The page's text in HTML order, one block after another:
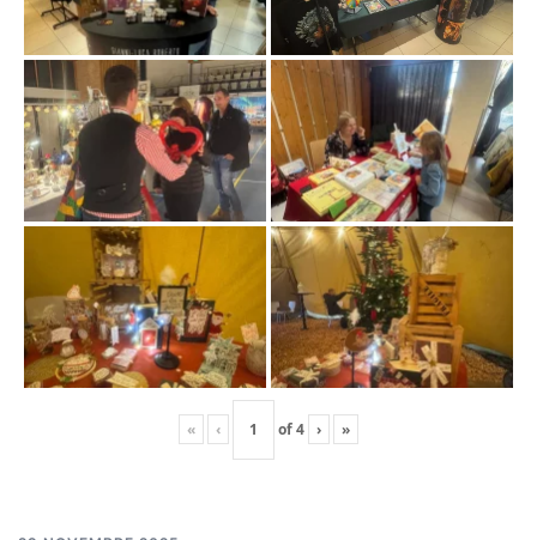
« ‹ of4 › »